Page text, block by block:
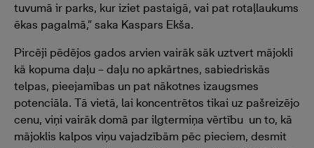
tuvumā ir parks, kur iziet pastaigā, vai pat rotaļlaukums
ēkas pagalmā,” saka Kaspars Ekša.
Pircēji pēdējos gados arvien vairāk sāk uztvert mājokli
kā kopuma daļu – daļu no apkārtnes, sabiedriskās
telpas, pieejamības un pat nākotnes izaugsmes
potenciāla. Tā vietā, lai koncentrētos tikai uz pašreizējo
cenu, viņi vairāk domā par ilgtermiņa vērtību un to, kā
mājoklis kalpos viņu vajadzībām pēc pieciem, desmit